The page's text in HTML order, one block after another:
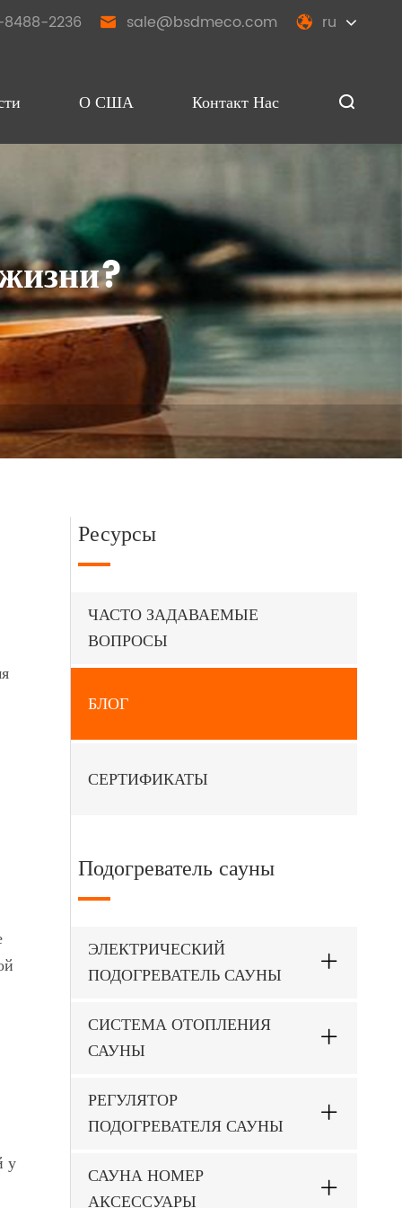
2236  sale@bsdmeco.com  ru
О США Контакт Нас 
у
Ресурсы
ЧАСТО ЗАДАВАЕМЫЕ
ВОПРОСЫ
БЛОГ
СЕРТИФИКАТЫ
Подогреватель сауны
ЭЛЕКТРИЧЕСКИЙ
ПОДОГРЕВАТЕЛЬ САУНЫ
СИСТЕМА ОТОПЛЕНИЯ
САУНЫ
РЕГУЛЯТОР
ПОДОГРЕВАТЕЛЯ САУНЫ
САУНА НОМЕР
АКСЕССУАРЫ